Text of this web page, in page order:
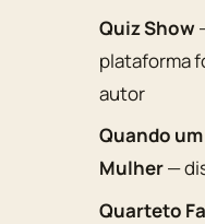
Quiz Show
plataforma
autor
Quando
Mulher—
Quarteto